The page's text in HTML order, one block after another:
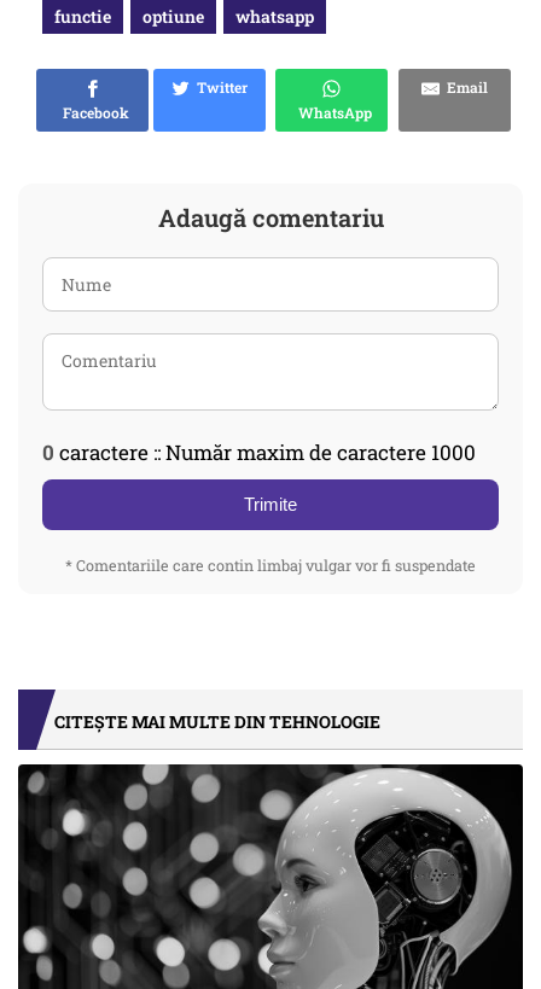
functie optiune whatsapp
Facebook
Twitter
WhatsApp
Email
Adaugă comentariu
0 caractere :: Număr maxim de caractere 1000
Trimite
* Comentariile care contin limbaj vulgar vor fi suspendate
CITEȘTE MAI MULTE DIN TEHNOLOGIE